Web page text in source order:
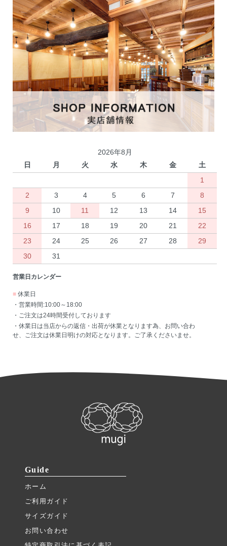
2026年8月
日
月 火 水 木 金
土
1
2
3 4 5 6 7
8
9
10 11 12 13 14
15
16
17 18 19 20 21
22
23
24 25 26 27 28
29
30
31
営業日カレンダー
■ 休業日
・営業時間:10:00～18:00
・ご注文は24時間受付しております
・休業日は当店からの返信・出荷が休業となります為、お問い合わ
せ、ご注文は休業日明けの対応となります。ご了承くださいませ。
Guide
ホーム
ご利用ガイド
サイズガイド
お問い合わせ